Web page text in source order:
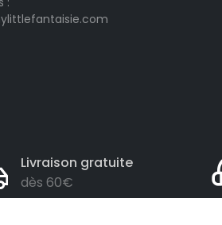
Livraison gratuite
dès 60€